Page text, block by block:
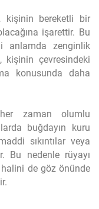
kişinin bereketli bir
işarettir. Bu
anlamda zenginlik
kişinin çevresindeki
konusunda daha
zaman olumlu
buğdayın kuru
sıkıntılar veya
Bu nedenle rüyayı
de göz önünde